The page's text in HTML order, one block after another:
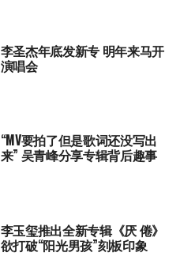
李圣杰年底发新专 明年来马开
演唱会
“MV要拍了但是歌词还没写出
来” 吴青峰分享专辑背后趣事
李玉玺推出全新专辑《厌 倦》
欲打破“阳光男孩”刻板印象